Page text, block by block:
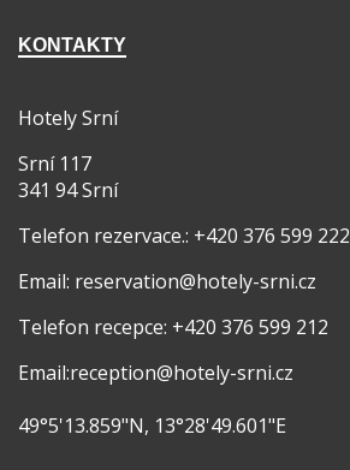
KONTAKTY
Hotely Srní
Srní 117
341 94 Srní
Telefon rezervace.: +420 376 599 222
Email: reservation@hotely-srni.cz
Telefon recepce: +420 376 599 212
Email:reception@hotely-srni.cz
49°5'13.859"N, 13°28'49.601"E